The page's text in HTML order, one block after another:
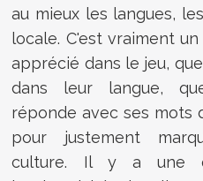
au mieux les langues,
locale. C'est vraiment
apprécié dans le jeu,
dans leur langue,
réponde avec ses mots
pour justement
culture. Il y a une